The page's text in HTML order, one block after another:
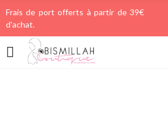
Frais de port offerts à partir de 39€
d'achat.